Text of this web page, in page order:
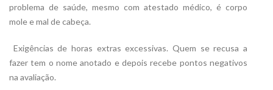
problema de saúde, mesmo com atestado médico, é corpo
mole e mal de cabeça.
Exigências de horas extras excessivas. Quem se recusa a
fazer tem o nome anotado e depois recebe pontos negativos
na avaliação.